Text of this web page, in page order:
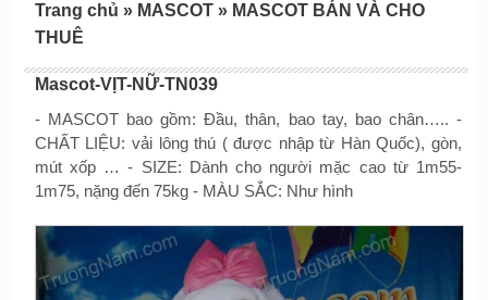
Mascot-VỊT-NỮ-TN039
- MASCOT bao gồm: Đầu, thân, bao tay, bao chân….. -
CHẤT LIỆU: vải lông thú ( được nhập từ Hàn Quốc), gòn,
mút xốp … - SIZE: Dành cho người mặc cao từ 1m55-
1m75, nặng đến 75kg - MÀU SẮC: Như hình
Trang chủ » MASCOT » MASCOT BÁN VÀ CHO
THUÊ